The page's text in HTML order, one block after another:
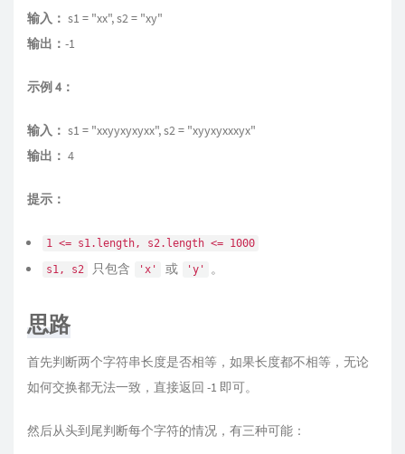
输入： s1 = "xx", s2 = "xy"
输出： -1
示例 4：
输入： s1 = "xxyyxyxyxx", s2 = "xyyxyxxxyx"
输出： 4
提示：
1 <= s1.length, s2.length <= 1000
s1, s2 只包含 'x' 或 'y' 。
思路
首先判断两个字符串长度是否相等，如果长度都不相等，无论
如何交换都无法一致，直接返回 -1 即可。
然后从头到尾判断每个字符的情况，有三种可能：